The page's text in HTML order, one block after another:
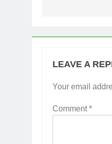
LEAVE A
Your email
Comment*